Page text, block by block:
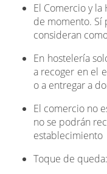
El Comercio y
de momento. Sí
consideran
En hostelería
a recoger en el
o a entregar a
El comercio no
no se podrán
establecimiento
Toque de